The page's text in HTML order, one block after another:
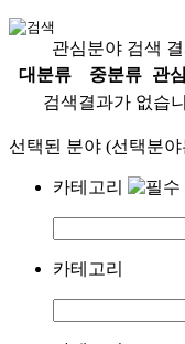
관심분야 검색
대분류
중분류
관
검색결과가 없습
선택된 분야 (선택분
카테고리
카테고리